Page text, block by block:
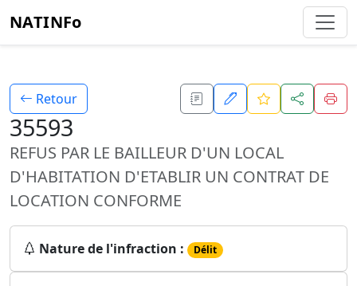
NATINFo
Retour
35593
REFUS PAR LE BAILLEUR D'UN LOCAL
D'HABITATION D'ETABLIR UN CONTRAT DE
LOCATION CONFORME
Nature de l'infraction : Délit